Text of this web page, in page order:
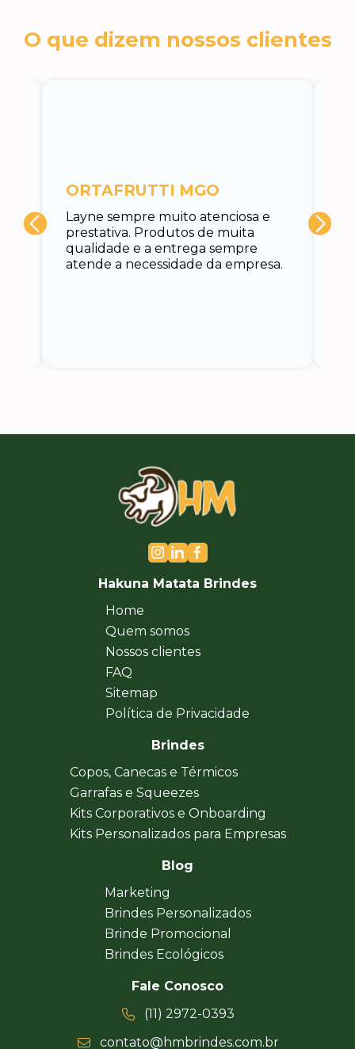
O que dizem nossos clientes
Layne sempre muito atenciosa e
prestativa. Produtos de muita
qualidade e a entrega sempre
atende a necessidade da empresa.
ORTAFRUTTI MGO
Hakuna Matata Brindes
Home
Quem somos
Nossos clientes
FAQ
Sitemap
Política de Privacidade
Brindes
Copos, Canecas e Térmicos
Garrafas e Squeezes
Kits Corporativos e Onboarding
Kits Personalizados para Empresas
Blog
Marketing
Brindes Personalizados
Brinde Promocional
Brindes Ecológicos
Fale Conosco
(11) 2972-0393
contato@hmbrindes.com.br